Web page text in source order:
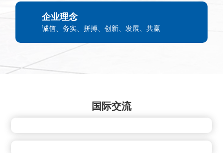
企业理念
诚信、务实、拼搏、创新、发展、共赢
国际交流
公司参加美国AAPEX展